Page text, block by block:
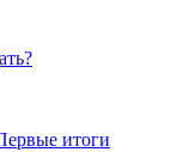
итоги